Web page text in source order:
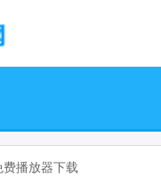
费播放器下载